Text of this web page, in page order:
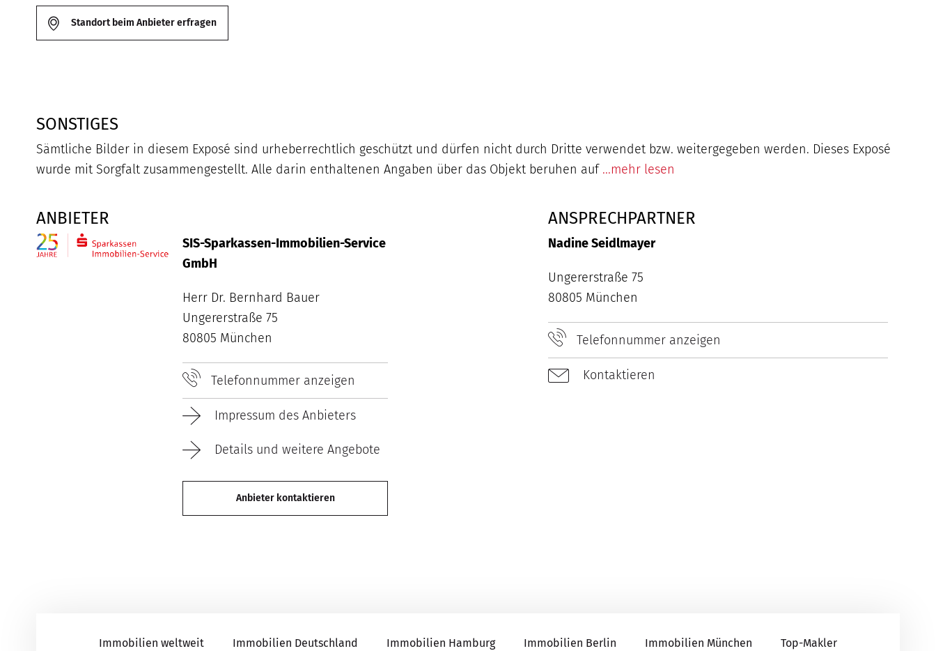
Standort beim Anbieter erfragen
SONSTIGES
Sämtliche Bilder in diesem Exposé sind urheberrechtlich geschützt und dürfen nicht durch Dritte verwendet bzw. weitergegeben werden. Dieses Exposé
wurde mit Sorgfalt zusammengestellt. Alle darin enthaltenen Angaben über das Objekt beruhen auf ...mehr lesen
ANBIETER
SIS-Sparkassen-Immobilien-Service
GmbH
Herr Dr. Bernhard Bauer
Ungererstraße 75
80805 München
Telefonnummer anzeigen
Impressum des Anbieters
Details und weitere Angebote
Anbieter kontaktieren
ANSPRECHPARTNER
Nadine Seidlmayer
Ungererstraße 75
80805 München
Telefonnummer anzeigen
Kontaktieren
Immobilien weltweit Immobilien Deutschland Immobilien Hamburg Immobilien Berlin Immobilien München Top-Makler